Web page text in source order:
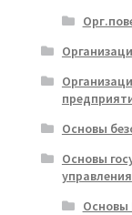
Основы
Основы
управления
Основы